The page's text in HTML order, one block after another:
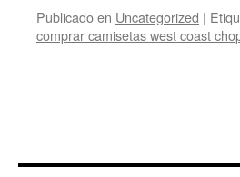
Publicado en Uncategorized |
comprar camisetas west coast